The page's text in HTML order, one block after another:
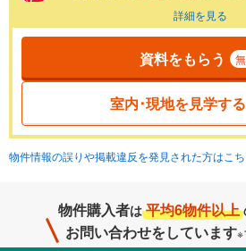
詳細を見る
資料をもらう
室内･現地を見学する
物件情報の誤りや掲載違反を発見された方はこち
物件購入者は 平均6物件以上
お問い合わせをしています